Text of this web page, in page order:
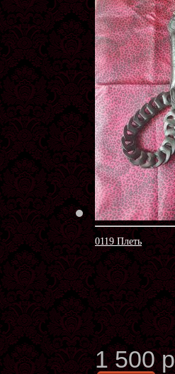
0119 Плеть
1 500